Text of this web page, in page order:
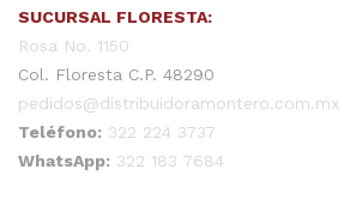
SUCURSAL FLORESTA:
Rosa No. 1150
Col. Floresta C.P. 48290
pedidos@distribuidoramontero.com.mx
Teléfono: 322 224 3737
WhatsApp: 322 183 7684